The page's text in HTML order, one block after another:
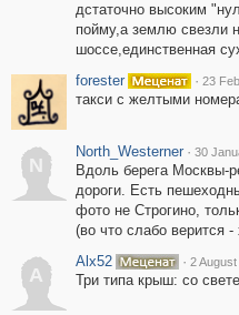
дстаточно высоким
пойму,а землю свезли
шоссе,единственная
forester
· 23
такси с желтыми
N
North_Westerner · 30
Вдоль берега Москвы-
дороги. Есть
фото не Строгино,
(во что слабо верится
A
Alx52 · 2
Три типа крыш: со